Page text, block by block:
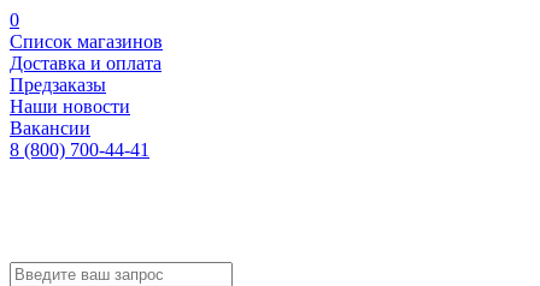
0
Список магазинов
Доставка и оплата
Предзаказы
Наши новости
Вакансии
8 (800) 700-44-41